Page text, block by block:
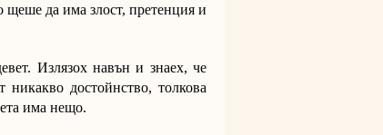
щеше да има злост, претенция и
Излязох навън и знаех, че
достойнство, толкова
има нещо.